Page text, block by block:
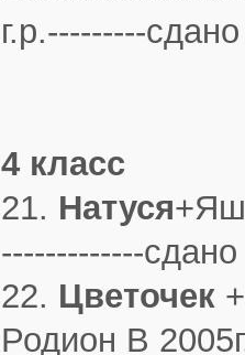
г.р.---------сдано
4 класс
21. Натуся
-------------сдано
22. Цветочек+
Родион В